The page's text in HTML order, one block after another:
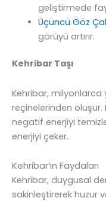
geliştirmede
Üçüncü Göz
görüyü artırır.
Kehribar Taşı
Kehribar, milyonlarca
reçinelerinden oluşur.
negatif enerjiyi
enerjiyi çeker.
Kehribar’ın Faydaları
Kehribar, duygusal
sakinleştirerek huzur